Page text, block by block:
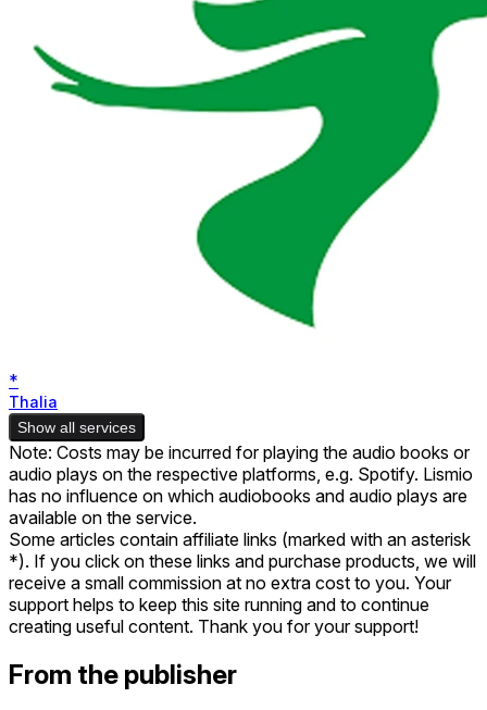
*
Thalia
Show all services
Note: Costs may be incurred for playing the audio books or
audio plays on the respective platforms, e.g. Spotify. Lismio
has no influence on which audiobooks and audio plays are
available on the service.
Some articles contain affiliate links (marked with an asterisk
*). If you click on these links and purchase products, we will
receive a small commission at no extra cost to you. Your
support helps to keep this site running and to continue
creating useful content. Thank you for your support!
From the publisher